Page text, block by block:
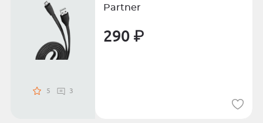
5 3
Partner
290 ₽
Отправить код еще раз через